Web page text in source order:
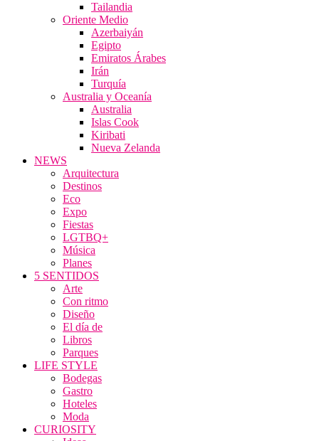
Tailandia
Oriente Medio
Azerbaiyán
Egipto
Emiratos Árabes
Irán
Turquía
Australia y Oceanía
Australia
Islas Cook
Kiribati
Nueva Zelanda
NEWS
Arquitectura
Destinos
Eco
Expo
Fiestas
LGTBQ+
Música
Planes
5 SENTIDOS
Arte
Con ritmo
Diseño
El día de
Libros
Parques
LIFE STYLE
Bodegas
Gastro
Hoteles
Moda
CURIOSITY